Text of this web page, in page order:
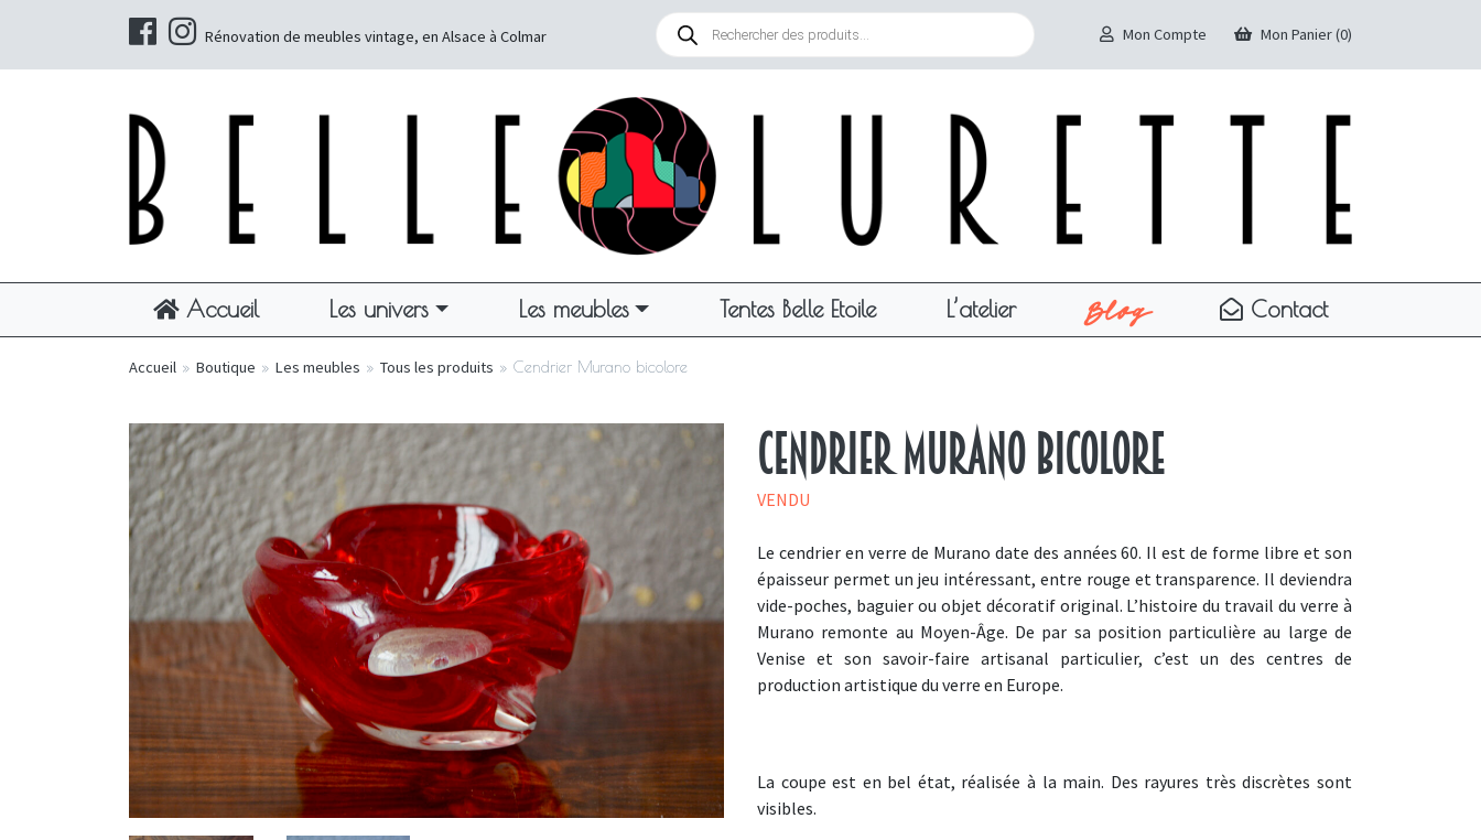
Rénovation de meubles vintage, en Alsace à Colmar
Recherche
produits
Mon Compte Mon Panier (0)
Accueil Les univers Les meubles Tentes Belle Etoile L’atelier Blog Contact
Accueil » Boutique » Les meubles » Tous les produits » Cendrier Murano bicolore
Cendrier Murano bicolore
VENDU
Le cendrier en verre de Murano date des années 60. Il est de forme libre et son
épaisseur permet un jeu intéressant, entre rouge et transparence. Il deviendra
vide-poches, baguier ou objet décoratif original. L’histoire du travail du verre à
Murano remonte au Moyen-Âge. De par sa position particulière au large de
Venise et son savoir-faire artisanal particulier, c’est un des centres de
production artistique du verre en Europe.
La coupe est en bel état, réalisée à la main. Des rayures très discrètes sont
visibles.